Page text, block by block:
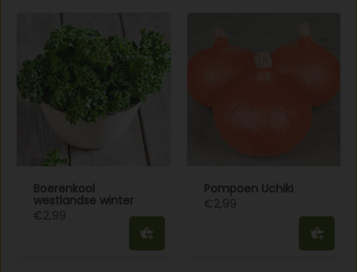
Boerenkool
westlandse winter
€2,99
Pompoen Uchiki
€2,99